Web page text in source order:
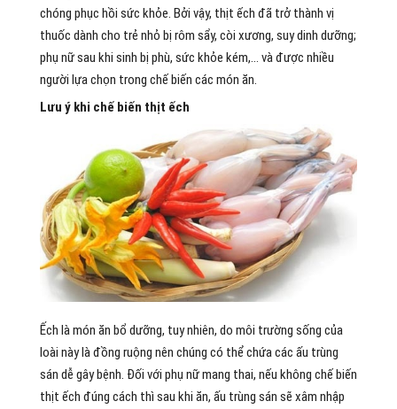
chóng phục hồi sức khỏe. Bởi vậy, thịt ếch đã trở thành vị
thuốc dành cho trẻ nhỏ bị rôm sẩy, còi xương, suy dinh dưỡng;
phụ nữ sau khi sinh bị phù, sức khỏe kém,… và được nhiều
người lựa chọn trong chế biến các món ăn.
Lưu ý khi chế biến thịt ếch
Ếch là món ăn bổ dưỡng, tuy nhiên, do môi trường sống của
loài này là đồng ruộng nên chúng có thể chứa các ấu trùng
sán dễ gây bệnh. Đối với phụ nữ mang thai, nếu không chế biến
thịt ếch đúng cách thì sau khi ăn, ấu trùng sán sẽ xâm nhập